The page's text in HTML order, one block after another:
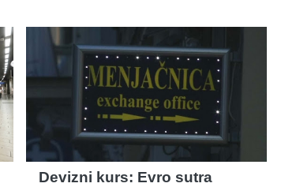
Devizni kurs: Evro sutra